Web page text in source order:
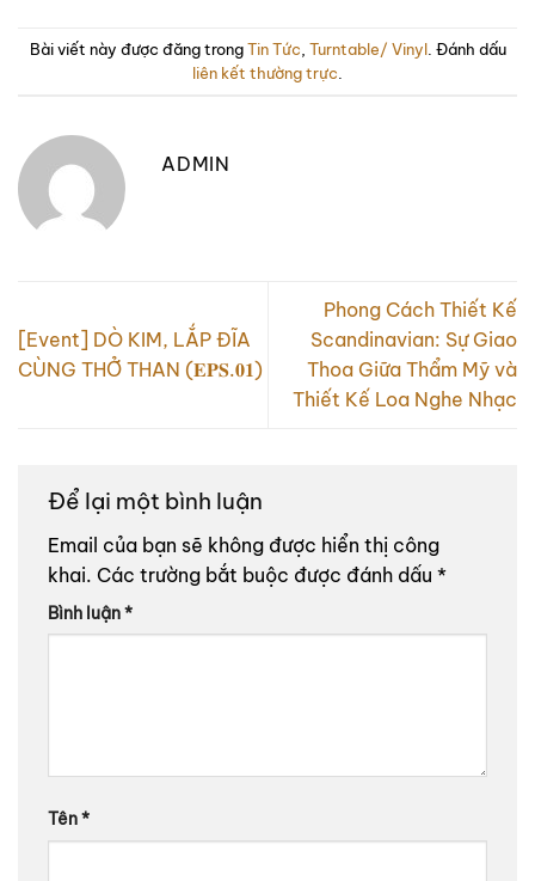
Bài viết này được đăng trongTin Tức Turntable/ Vinyl. Đánh dấu
liên kết thường trực
ADMIN
[Event] DÒ KIM, LẮP ĐĨA
CÙNG THỞ THAN (𝐄𝐏𝐒.𝟎𝟏)
Phong Cách Thiết Kế
Scandinavian: Sự Giao
Thoa Giữa Thẩm Mỹ và
Thiết Kế Loa Nghe Nhạc
Để lại một bình luận
Email của bạn sẽ không được hiển thị công
khai. Các trường bắt buộc được đánh dấu *
Bình luận*
Tên*